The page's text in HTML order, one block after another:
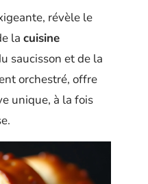
révèle le
la cuisine
saucisson et de la
orchestré, offre
unique, à la fois